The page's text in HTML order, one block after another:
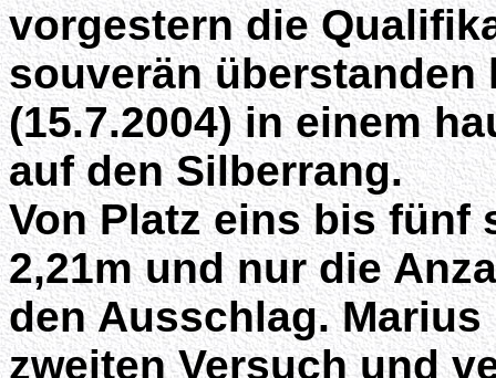
vorgestern die
souverän überstanden
(15.7.2004) in einem
auf den Silberrang.
Von Platz eins bis fünf
2,21m und nur die
den Ausschlag.
zweiten Versuch und